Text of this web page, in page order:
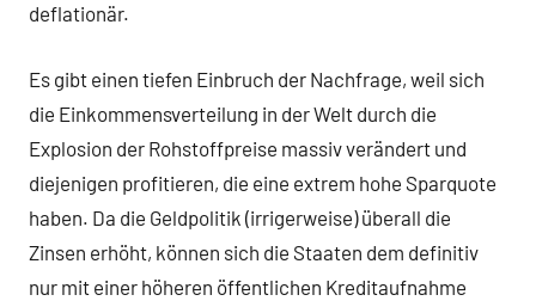
deflationär.
Es gibt einen tiefen Einbruch der Nachfrage, weil sich
die Einkommensverteilung in der Welt durch die
Explosion der Rohstoffpreise massiv verändert und
diejenigen profitieren, die eine extrem hohe Sparquote
haben. Da die Geldpolitik (irrigerweise) überall die
Zinsen erhöht, können sich die Staaten dem definitiv
nur mit einer höheren öffentlichen Kreditaufnahme